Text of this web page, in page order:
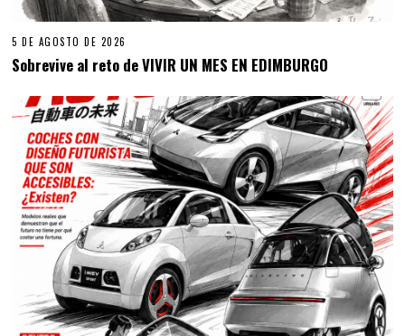
5 DE AGOSTO DE 2026
Sobrevive al reto de VIVIR UN MES EN EDIMBURGO